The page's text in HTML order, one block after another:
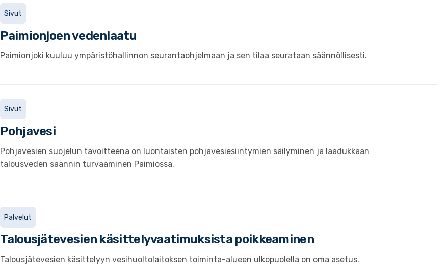
Sivut
Paimionjoen vedenlaatu
Paimionjoki kuuluu ympäristöhallinnon seurantaohjelmaan ja sen tilaa seurataan säännöllisesti.
Sivut
Pohjavesi
Pohjavesien suojelun tavoitteena on luontaisten pohjavesiesiintymien säilyminen ja laadukkaan
talousveden saannin turvaaminen Paimiossa.
Palvelut
Talousjätevesien käsittelyvaatimuksista poikkeaminen
Talousjätevesien käsittelyyn vesihuoltolaitoksen toiminta-alueen ulkopuolella on oma asetus.